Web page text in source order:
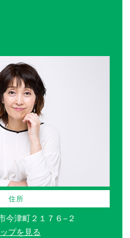
住所
今津町２１７６−２
プを見る